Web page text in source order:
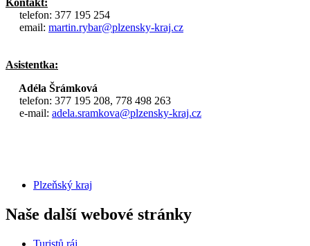
telefon: 377 195 254
email: martin.rybar@plzensky-kraj.cz
Asistentka:
Adéla Šrámková
telefon: 377 195 208, 778 498 263
e-mail: adela.sramkova@plzensky-kraj.cz
Plzeňský kraj
Naše další webové stránky
Turistů ráj